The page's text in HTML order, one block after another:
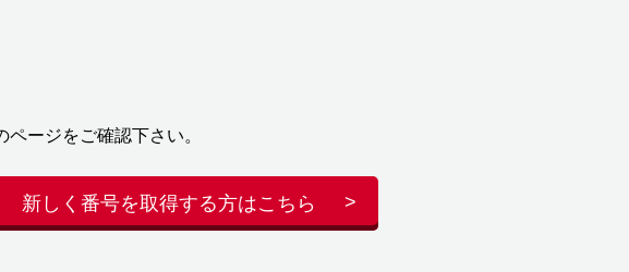
ージをご確認下さい。
新しく番号を取得する方はこちら